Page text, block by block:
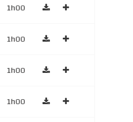
1h00
1h00
1h00
1h00